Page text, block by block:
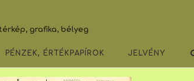
grafika, bélyeg
PÉNZEK, ÉRTÉKPAPÍROK JELVÉNY